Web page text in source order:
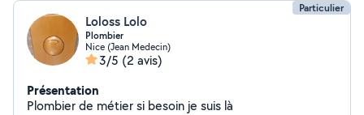
Particulier
Loloss Lolo
Plombier
Nice (Jean Medecin)
3/5 (2 avis)
Présentation
Plombier de métier si besoin je suis là